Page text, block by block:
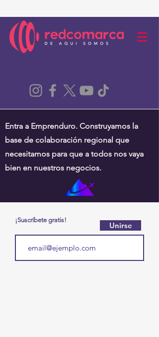
Entra a Emprenduro. Construyamos la
base de colaboración regional que
necesitamos para que a todos nos vaya
bien en nuestros negocios.
¡Suscríbete gratis!
Unirse